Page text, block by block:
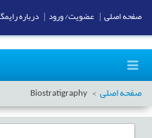
صفحه اصلی Biostratigraphy
صفحه اصلی عضویت/ ورود درباره رایمگ